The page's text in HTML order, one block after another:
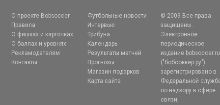
О проекте Bobsoccer
Правила
О фишках и карточках
О баллах и уровнях
Рекламодателям
Контакты
Футбольные новости
Интервью
Трибуна
Календарь
Результаты матчей
Прогнозы
Магазин подарков
Карта сайта
© 2009 Все права
защищены.
Электронное
периодическое
издание bobsoccer.ru
("бобсоккер.ру")
зарегистрировано в
Федеральной
по надзору в сфере
связи,